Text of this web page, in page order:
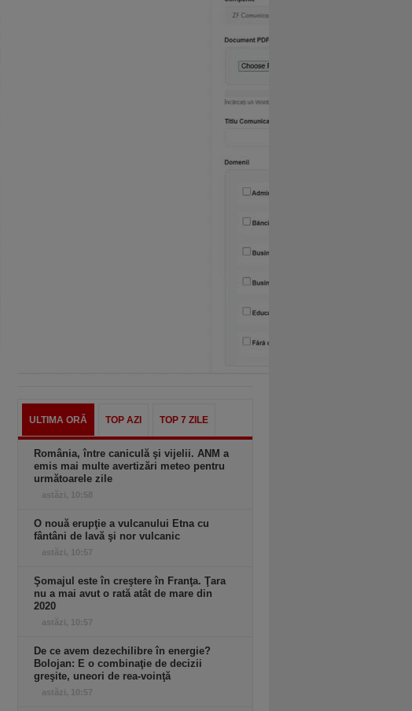
ULTIMA ORĂ TOP AZI TOP 7 ZILE
România, între caniculă şi vijelii. ANM a
emis mai multe avertizări meteo pentru
următoarele zile
astăzi, 10:58
O nouă erupţie a vulcanului Etna cu
fântâni de lavă şi nor vulcanic
astăzi, 10:57
Şomajul este în creştere în Franţa. Ţara
nu a mai avut o rată atât de mare din
2020
astăzi, 10:57
De ce avem dezechilibre în energie?
Bolojan: E o combinaţie de decizii
greşite, uneori de rea-voinţă
astăzi, 10:57